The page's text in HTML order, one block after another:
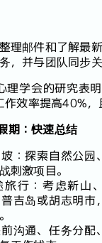
理邮件和了解最新
，并与团队同步关
理学会的研究表
效率提高40%，
期：快速总结
：探索自然公园
刺激项目。
旅行：考虑新山
吉岛或胡志明市
沟通、任务分配